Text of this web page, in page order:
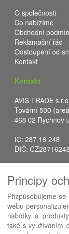
O společnosti
Co nabízíme
Obchodní
Reklamační řád
Odstoupení od
Kontakt
Kontakt
AVIS TRADE
Tovární 500
468 02 Rychnov
IČ: 287 16 248
DIČ: CZ28716248
Fax: +420 483
E-mail:
Web:
Principy
Přizpůsobujeme
webu
nabídky a
také s využíváním